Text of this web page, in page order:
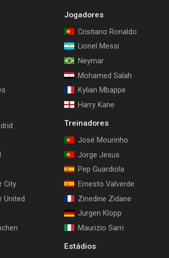
City
United
Jogadores
Cristiano Ronaldo
Lionel Messi
Neymar
Mohamed Salah
Kylian Mbappe
Harry Kane
Treinadores
José Mourinho
Jorge Jesus
Pep Guardiola
Ernesto Valverde
Zinedine Zidane
Jurgen Klopp
Maurizio Sarri
Estádios